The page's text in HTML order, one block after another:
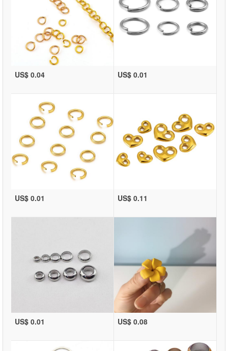
US$ 0.04 US$ 0.01
US$ 0.01 US$ 0.11
US$ 0.01 US$ 0.08